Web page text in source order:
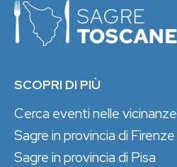
SCOPRI DI PIÙ
Cerca eventi nelle vicinanze
Sagre in provincia di Firenze
Sagre in provincia di Pisa